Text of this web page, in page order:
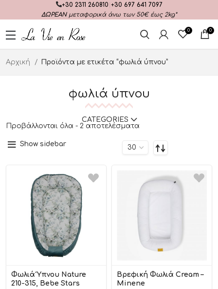
+30 2311 260810 +30 697 641 7097
ΔΩΡΕΑΝμεταφορικά άνω των 50€ έως 2kg*
0 0
Αρχική Προϊόντα με ετικέτα “φωλιά ύπνου”
φωλιά ύπνου
CATEGORIES
Προβάλλονται όλα - 2 αποτελέσματα
Show sidebar
Φωλιά Ύπνου Nature
210-315, Bebe Stars
Βρεφική Φωλιά Cream –
Minene